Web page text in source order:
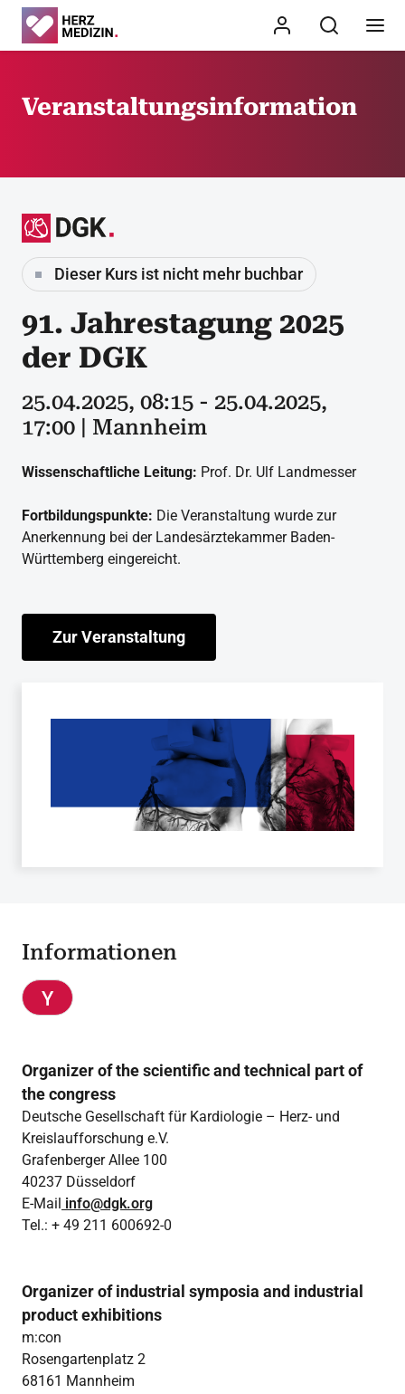
Veranstaltungsinformation
Dieser Kurs ist nicht mehr buchbar
91. Jahrestagung 2025
der DGK
25.04.2025, 08:15 - 25.04.2025,
17:00 | Mannheim
Wissenschaftliche Leitung: Prof. Dr. Ulf Landmesser
Fortbildungspunkte: Die Veranstaltung wurde zur
Anerkennung bei der Landesärztekammer Baden-
Württemberg eingereicht.
Zur Veranstaltung
Informationen
Organizer of the scientific and technical part of
the congress
Deutsche Gesellschaft für Kardiologie – Herz- und
Kreislaufforschung e.V.
Grafenberger Allee 100
40237 Düsseldorf
E-Mail info@dgk.org
Tel.: + 49 211 600692-0
Organizer of industrial symposia and industrial
product exhibitions
m:con
Rosengartenplatz 2
68161 Mannheim